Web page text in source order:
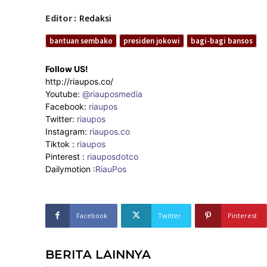
Editor : Redaksi
bantuan sembako presiden jokowi bagi-bagi bansos
Follow US!
http://riaupos.co/
Youtube: @riauposmedia
Facebook: riaupos
Twitter: riaupos
Instagram: riaupos.co
Tiktok : riaupos
Pinterest : riauposdotco
Dailymotion :RiauPos
Facebook Twitter Pinterest
BERITA LAINNYA